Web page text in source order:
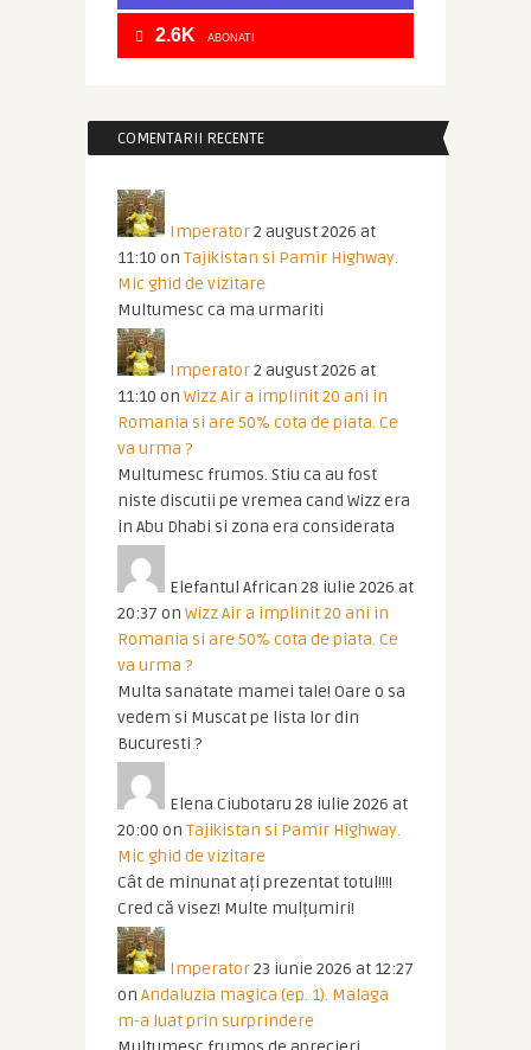
2.6K ABONATI
COMENTARII RECENTE
Imperator2 august 2026 at
11:10 on Tajikistan si Pamir Highway.
Mic ghid de vizitare
Multumesc ca ma urmariti
Imperator2 august 2026 at
11:10 on Wizz Air a implinit 20 ani in
Romania si are 50% cota de piata. Ce
va urma ?
Multumesc frumos. Stiu ca au fost
niste discutii pe vremea cand Wizz era
in Abu Dhabi si zona era considerata
Elefantul African 28 iulie 2026 at
20:37 on Wizz Air a implinit 20 ani in
Romania si are 50% cota de piata. Ce
va urma ?
Multa sanatate mamei tale! Oare o sa
vedem si Muscat pe lista lor din
Bucuresti ?
Elena Ciubotaru 28 iulie 2026 at
20:00 on Tajikistan si Pamir Highway.
Mic ghid de vizitare
Cât de minunat ați prezentat totul!!!!
Cred că visez! Multe mulțumiri!
Imperator23 iunie 2026 at 12:27
on Andaluzia magica (ep. 1). Malaga
m-a luat prin surprindere